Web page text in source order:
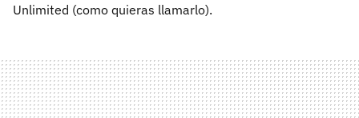
Unlimited (como quieras llamarlo).